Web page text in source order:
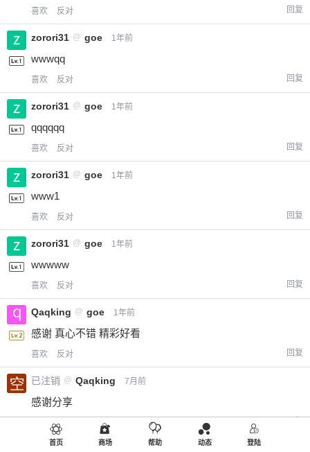
喜欢 反对 回复
zorori31 @ goe 1年前
wwwqq
喜欢 反对 回复
zorori31 @ goe 1年前
qqqqqq
喜欢 反对 回复
zorori31 @ goe 1年前
www1
喜欢 反对 回复
zorori31 @ goe 1年前
wwwww
喜欢 反对 回复
Qaqking @ goe 1年前
感谢 真心不错 精彩好看
喜欢 反对 回复
已注销 @ Qaqking 7月前
感谢分享
反对
大橘 @
首页 商场 帮助 动态 登陆